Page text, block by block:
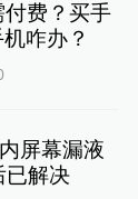
费？买手
咋办？
屏幕漏液
已解决